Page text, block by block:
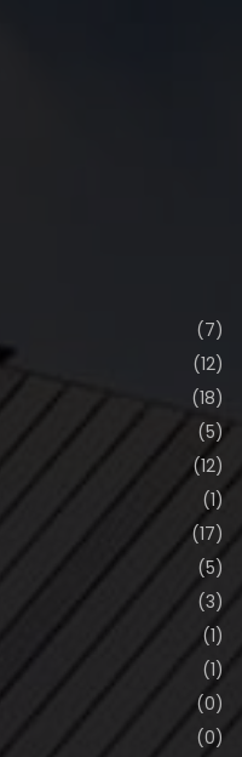
(7)
(12)
(18)
(5)
(12)
(1)
(17)
(5)
(3)
(1)
(1)
(0)
(0)